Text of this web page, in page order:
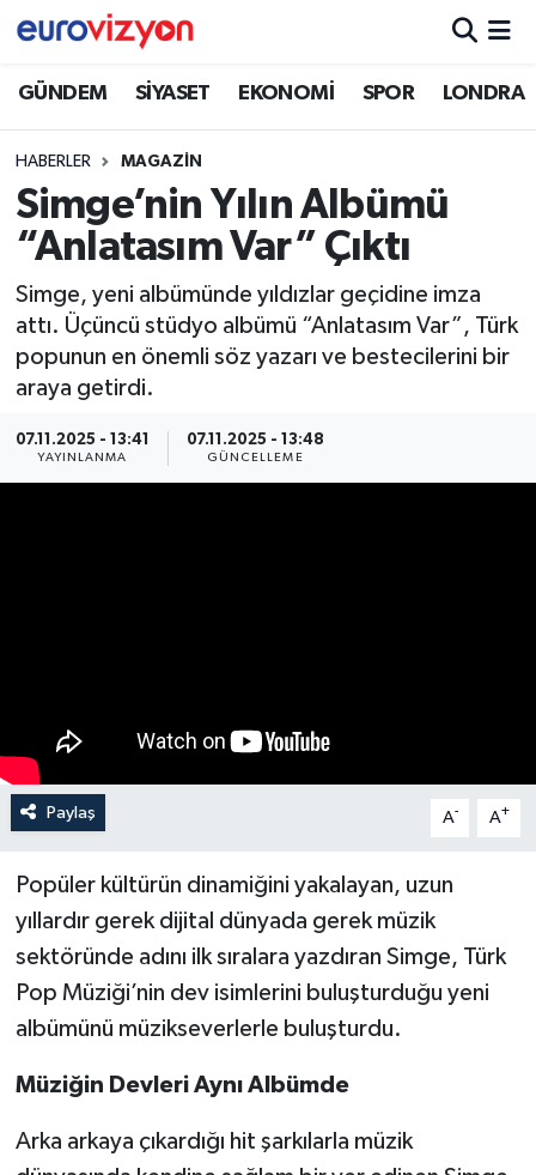
GÜNDEM SİYASET EKONOMİ SPOR LONDRA
HABERLER MAGAZİN
Simge’nin Yılın Albümü
“Anlatasım Var” Çıktı
Simge, yeni albümünde yıldızlar geçidine imza
attı. Üçüncü stüdyo albümü “Anlatasım Var”, Türk
popunun en önemli söz yazarı ve bestecilerini bir
araya getirdi.
07.11.2025 - 13:41
YAYINLANMA
07.11.2025 - 13:48
GÜNCELLEME
Paylaş A- A+
Popüler kültürün dinamiğini yakalayan, uzun
yıllardır gerek dijital dünyada gerek müzik
sektöründe adını ilk sıralara yazdıran Simge, Türk
Pop Müziği’nin dev isimlerini buluşturduğu yeni
albümünü müzikseverlerle buluşturdu.
Müziğin Devleri Aynı Albümde
Arka arkaya çıkardığı hit şarkılarla müzik